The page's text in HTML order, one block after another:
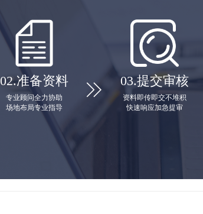
02.准备资料
专业顾问全力协助
场地布局专业指导
 03.提交审核
资料即传即交不堆积
快速响应加急提审